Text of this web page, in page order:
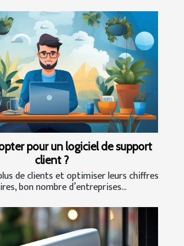
pour un logiciel de support
client ?
de clients et optimiser leurs chiffres
bon nombre d’entreprises...